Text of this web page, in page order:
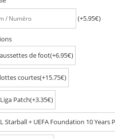
(+5.95€)
de foot(+6.95€)
courtes(+15.75€)
Patch(+3.35€)
Starball + UEFA Foundation 10 Years